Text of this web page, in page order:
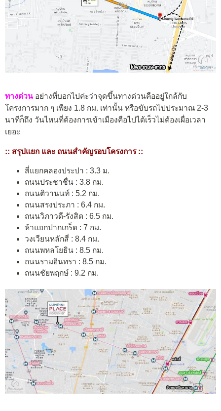
ทางด่วน อย่างที่บอกไปค่ะว่าจุดขึ้นทางด่วนคืออยู่ใกล้กับ
โครงการมาก ๆ เพียง 1.8 กม. เท่านั้น หรือขับรถไปประมาณ 2-3
นาทีก็ถึง วันไหนที่ต้องการเข้าเมืองคือไปได้เร็วไม่ต้องเผื่อเวลา
เยอะ
:: สรุปแยก และ ถนนสำคัญรอบโครงการ ::
สี่แยกคลองประปา : 3.3 ม.
ถนนประชาชื่น : 3.8 กม.
ถนนติวานนท์ : 5.2 กม.
ถนนสรงประภา : 6.4 กม.
ถนนวิภาวดี-รังสิต : 6.5 กม.
ห้าแยกปากเกร็ด : 7 กม.
วงเวียนหลักสี่ : 8.4 กม.
ถนนพหลโยธิน : 8.5 กม.
ถนนรามอินทรา : 8.5 กม.
ถนนชัยพฤกษ์ : 9.2 กม.